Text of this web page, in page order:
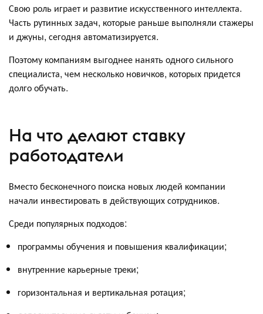
Свою роль играет и развитие искусственного интеллекта.
Часть рутинных задач, которые раньше выполняли стажеры
и джуны, сегодня автоматизируется.
Поэтому компаниям выгоднее нанять одного сильного
специалиста, чем несколько новичков, которых придется
долго обучать.
На что делают ставку
работодатели
Вместо бесконечного поиска новых людей компании
начали инвестировать в действующих сотрудников.
Среди популярных подходов:
программы обучения и повышения квалификации;
внутренние карьерные треки;
горизонтальная и вертикальная ротация;